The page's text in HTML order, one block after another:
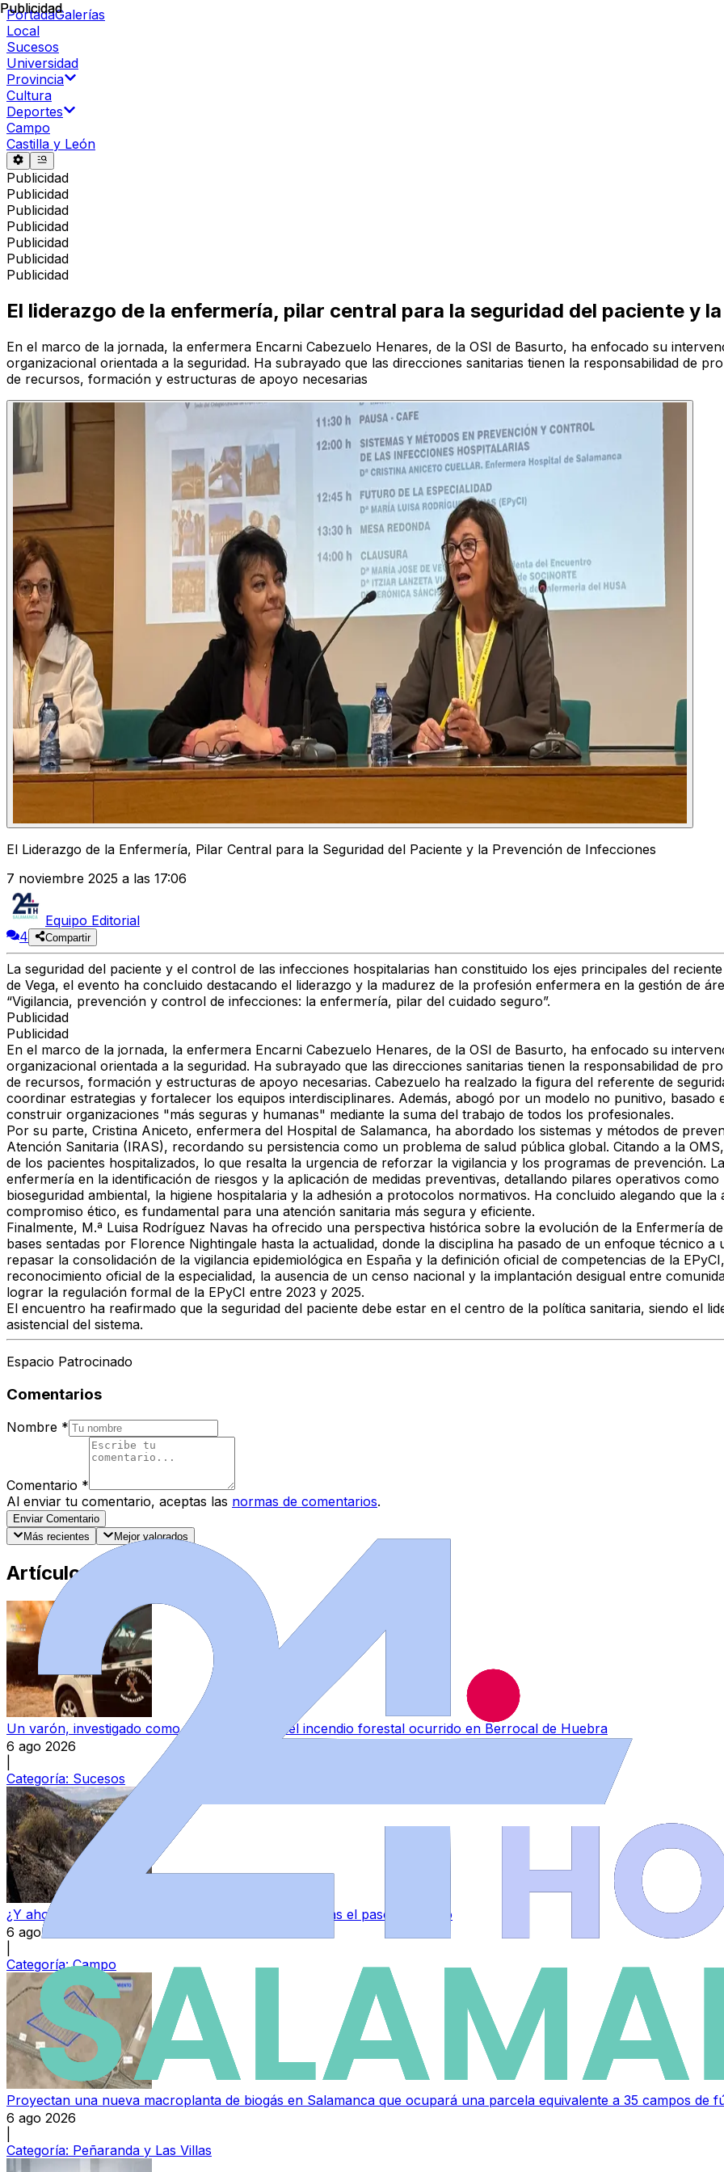
PortadaGalerías
Local
Sucesos
Universidad
Provincia
Cultura
Deportes
Campo
Castilla y León
Publicidad
Publicidad
Publicidad
Publicidad
Publicidad
Publicidad
Publicidad
Publicidad
El liderazgo de la enfermería, pilar central para la seguridad del paciente y
En el marco de la jornada, la enfermera Encarni Cabezuelo Henares, de la OSI de Basurto, ha enfocado su
organizacional orientada a la seguridad. Ha subrayado que las direcciones sanitarias tienen la responsabilidad de
de recursos, formación y estructuras de apoyo necesarias
El Liderazgo de la Enfermería, Pilar Central para la Seguridad del Paciente y la Prevención de Infecciones
7 noviembre 2025 a las 17:06
Equipo Editorial
4
Compartir
La seguridad del paciente y el control de las infecciones hospitalarias han constituido los ejes principales del
de Vega, el evento ha concluido destacando el liderazgo y la madurez de la profesión enfermera en la gestión de
“Vigilancia, prevención y control de infecciones: la enfermería, pilar del cuidado seguro”.
Publicidad
Publicidad
En el marco de la jornada, la enfermera Encarni Cabezuelo Henares, de la OSI de Basurto, ha enfocado su
organizacional orientada a la seguridad. Ha subrayado que las direcciones sanitarias tienen la responsabilidad de
de recursos, formación y estructuras de apoyo necesarias. Cabezuelo ha realzado la figura del referente de
coordinar estrategias y fortalecer los equipos interdisciplinares. Además, abogó por un modelo no punitivo, basado
construir organizaciones "más seguras y humanas" mediante la suma del trabajo de todos los profesionales.
Por su parte, Cristina Aniceto, enfermera del Hospital de Salamanca, ha abordado los sistemas y métodos de
Atención Sanitaria (IRAS), recordando su persistencia como un problema de salud pública global. Citando a la
de los pacientes hospitalizados, lo que resalta la urgencia de reforzar la vigilancia y los programas de prevención.
enfermería en la identificación de riesgos y la aplicación de medidas preventivas, detallando pilares operativos
bioseguridad ambiental, la higiene hospitalaria y la adhesión a protocolos normativos. Ha concluido alegando que
compromiso ético, es fundamental para una atención sanitaria más segura y eficiente.
Finalmente, M.ª Luisa Rodríguez Navas ha ofrecido una perspectiva histórica sobre la evolución de la Enfermería
bases sentadas por Florence Nightingale hasta la actualidad, donde la disciplina ha pasado de un enfoque técnico
repasar la consolidación de la vigilancia epidemiológica en España y la definición oficial de competencias de la
reconocimiento oficial de la especialidad, la ausencia de un censo nacional y la implantación desigual entre
lograr la regulación formal de la EPyCI entre 2023 y 2025.
El encuentro ha reafirmado que la seguridad del paciente debe estar en el centro de la política sanitaria, siendo el
asistencial del sistema.
Espacio Patrocinado
Comentarios
Nombre *
Comentario *
Al enviar tu comentario, aceptas las normas de comentarios.
Enviar Comentario
Más recientes
Mejor valorados
Artículos Destacados
Un varón, investigado como presunto autor del incendio forestal ocurrido en Berrocal de Huebra
6 ago 2026
Categoría: Sucesos
¿Y ahora qué?: El desafío de reconstruir el campo tras el paso del fuego
6 ago 2026
Categoría:Campo
Proyectan una nueva macroplanta de biogás en Salamanca que ocupará una parcela equivalente a 35 campos de
6 ago 2026
Categoría: Peñaranda y Las Villas
Publicidad